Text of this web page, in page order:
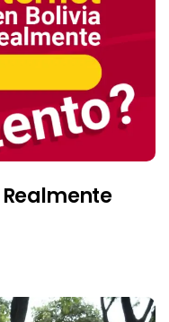
Realmente